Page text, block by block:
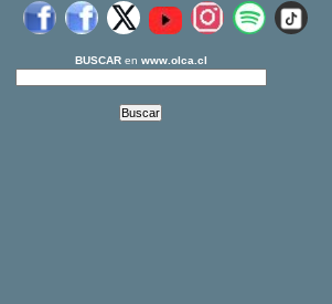
BUSCARen www.olca.cl